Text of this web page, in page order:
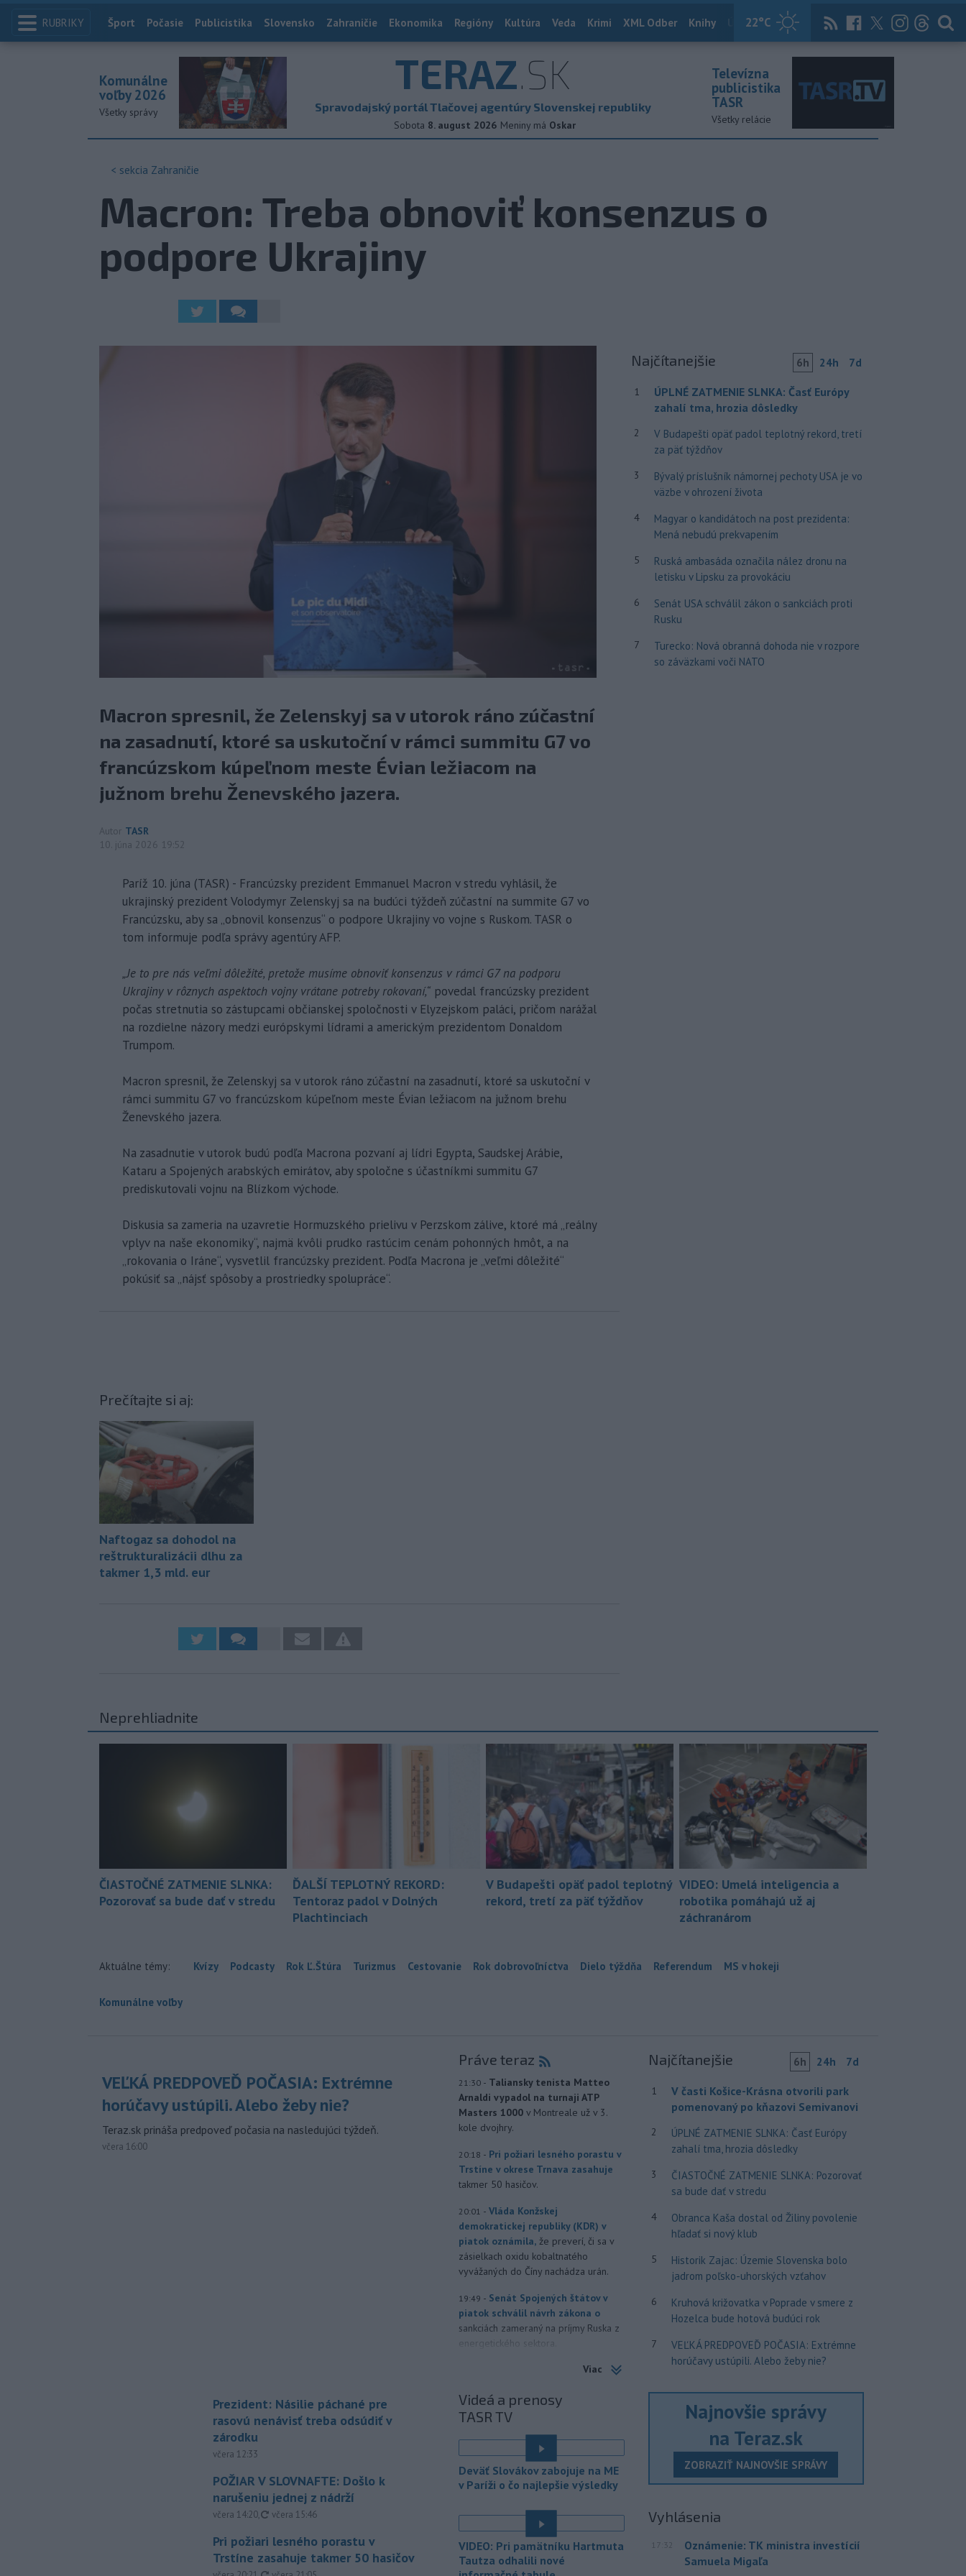
RUBRIKY 22°C
Index
Šport Počasie Publicistika Slovensko Zahraničie Ekonomika Regióny Kultúra Veda Krimi XML Odber Knihy Útulkovo Magazín News Now Archív
TERAZ.SK
Spravodajský portál Tlačovej agentúry Slovenskej republiky
Sobota 8. august 2026 Meniny má Oskar
Komunálne
voľby 2026
Všetky správy
Televízna
publicistika
TASR
Všetky relácie
< sekcia Zahraničie
Macron: Treba obnoviť konsenzus o
podpore Ukrajiny
Macron spresnil, že Zelenskyj sa v utorok ráno zúčastní
na zasadnutí, ktoré sa uskutoční v rámci summitu G7 vo
francúzskom kúpeľnom meste Évian ležiacom na
južnom brehu Ženevského jazera.
Autor TASR
10. júna 2026 19:52
Paríž 10. júna (TASR) - Francúzsky prezident Emmanuel Macron v stredu vyhlásil, že
ukrajinský prezident Volodymyr Zelenskyj sa na budúci týždeň zúčastní na summite G7 vo
Francúzsku, aby sa „obnovil konsenzus“ o podpore Ukrajiny vo vojne s Ruskom. TASR o
tom informuje podľa správy agentúry AFP.
„Je to pre nás veľmi dôležité, pretože musíme obnoviť konsenzus v rámci G7 na podporu
Ukrajiny v rôznych aspektoch vojny vrátane potreby rokovaní,“ povedal francúzsky prezident
počas stretnutia so zástupcami občianskej spoločnosti v Elyzejskom paláci, pričom narážal
na rozdielne názory medzi európskymi lídrami a americkým prezidentom Donaldom
Trumpom.
Macron spresnil, že Zelenskyj sa v utorok ráno zúčastní na zasadnutí, ktoré sa uskutoční v
rámci summitu G7 vo francúzskom kúpeľnom meste Évian ležiacom na južnom brehu
Ženevského jazera.
Na zasadnutie v utorok budú podľa Macrona pozvaní aj lídri Egypta, Saudskej Arábie,
Kataru a Spojených arabských emirátov, aby spoločne s účastníkmi summitu G7
prediskutovali vojnu na Blízkom východe.
Diskusia sa zameria na uzavretie Hormuzského prielivu v Perzskom zálive, ktoré má „reálny
vplyv na naše ekonomiky“, najmä kvôli prudko rastúcim cenám pohonných hmôt, a na
„rokovania o Iráne“, vysvetlil francúzsky prezident. Podľa Macrona je „veľmi dôležité“
pokúsiť sa „nájsť spôsoby a prostriedky spolupráce“.
Prečítajte si aj:
Naftogaz sa dohodol na
reštrukturalizácii dlhu za
takmer 1,3 mld. eur
Najčítanejšie 6h 24h 7d
1
ÚPLNÉ ZATMENIE SLNKA: Časť Európy
zahalí tma, hrozia dôsledky
2
V Budapešti opäť padol teplotný rekord, tretí
za päť týždňov
3
Bývalý príslušník námornej pechoty USA je vo
väzbe v ohrození života
4
Magyar o kandidátoch na post prezidenta:
Mená nebudú prekvapením
5
Ruská ambasáda označila nález dronu na
letisku v Lipsku za provokáciu
6
Senát USA schválil zákon o sankciách proti
Rusku
7
Turecko: Nová obranná dohoda nie v rozpore
so záväzkami voči NATO
Neprehliadnite
ČIASTOČNÉ ZATMENIE SLNKA:
Pozorovať sa bude dať v stredu
ĎALŠÍ TEPLOTNÝ REKORD:
Tentoraz padol v Dolných
Plachtinciach
V Budapešti opäť padol teplotný
rekord, tretí za päť týždňov
VIDEO: Umelá inteligencia a
robotika pomáhajú už aj
záchranárom
Aktuálne témy: Kvízy Podcasty Rok Ľ.Štúra Turizmus Cestovanie Rok dobrovoľníctva Dielo týždňa Referendum MS v hokeji
Komunálne voľby
VEĽKÁ PREDPOVEĎ POČASIA: Extrémne
horúčavy ustúpili. Alebo žeby nie?
Teraz.sk prináša predpoveď počasia na nasledujúci týždeň.
včera 16:00
Prezident: Násilie páchané pre
rasovú nenávisť treba odsúdiť v
zárodku
včera 12:33
POŽIAR V SLOVNAFTE: Došlo k
narušeniu jednej z nádrží
včera 14:20, aktualizované
včera 15:46
Pri požiari lesného porastu v
Trstíne zasahuje takmer 50 hasičov
Práve teraz
21:30 - Taliansky tenista Matteo
Arnaldi vypadol na turnaji ATP
Masters 1000 v Montreale už v 3.
kole dvojhry.
20:18 - Pri požiari lesného porastu v
Trstíne v okrese Trnava zasahuje
takmer 50 hasičov.
20:01 - Vláda Konžskej
demokratickej republiky (KDR) v
piatok oznámila, že preverí, či sa v
zásielkach oxidu kobaltnatého
vyvážaných do Číny nachádza urán.
19:49 - Senát Spojených štátov v
piatok schválil návrh zákona o
sankciách zameraný na príjmy Ruska z
energetického sektora.
Slovenská polícia prispela k
ktorý sa podarilo ukončiť
právoplatným odsúdením páchateľa v
15:21 - Piatkový požiar v
bratislavskej rafinérii Slovnaft je
pod kontrolou.Príčina jeho vzniku
TASR to potvrdil hovorca rafinérie
Anton Molnár.
15:17 - Ministerstvo kultúry (MK) SR
Viac
Videá a prenosy
TASR TV
Deväť Slovákov zabojuje na ME
v Paríži o čo najlepšie výsledky
VIDEO: Pri pamätníku Hartmuta
Tautza odhalili nové
Najčítanejšie 6h 24h 7d
1
V časti Košice-Krásna otvorili park
pomenovaný po kňazovi Semivanovi
2
ÚPLNÉ ZATMENIE SLNKA: Časť Európy
zahalí tma, hrozia dôsledky
3
ČIASTOČNÉ ZATMENIE SLNKA: Pozorovať
sa bude dať v stredu
4
Obranca Kaša dostal od Žiliny povolenie
hľadať si nový klub
5
Historik Zajac: Územie Slovenska bolo
jadrom poľsko-uhorských vzťahov
6
Kruhová križovatka v Poprade v smere z
Hozelca bude hotová budúci rok
7
VEĽKÁ PREDPOVEĎ POČASIA: Extrémne
horúčavy ustúpili. Alebo žeby nie?
Najnovšie správy
na Teraz.sk
ZOBRAZIŤ NAJNOVŠIE SPRÁVY
Vyhlásenia
17:32
Oznámenie: TK ministra investícií
Samuela Migaľa